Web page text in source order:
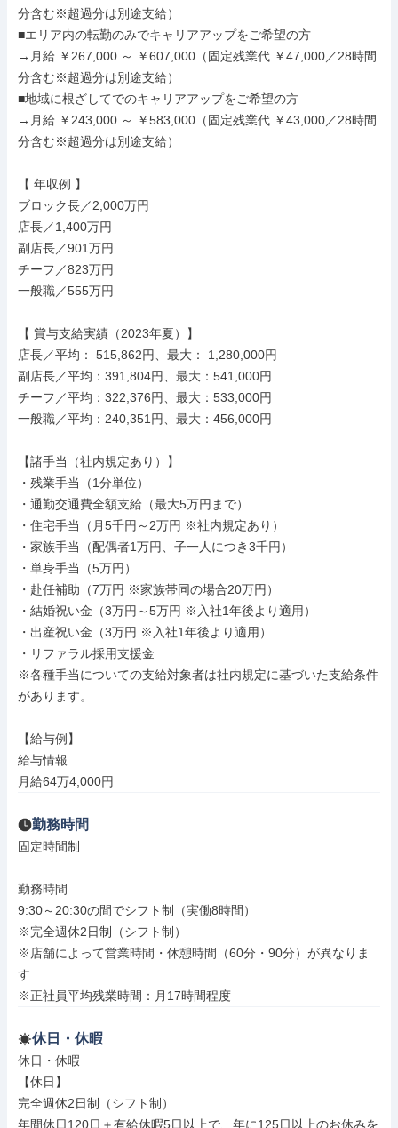
分含む※超過分は別途支給）
■エリア内の転勤のみでキャリアアップをご希望の方
→月給 ￥267,000 ～ ￥607,000（固定残業代 ￥47,000／28時間
分含む※超過分は別途支給）
■地域に根ざしてでのキャリアアップをご希望の方
→月給 ￥243,000 ～ ￥583,000（固定残業代 ￥43,000／28時間
分含む※超過分は別途支給）
【 年収例 】
ブロック長／2,000万円
店長／1,400万円
副店長／901万円
チーフ／823万円
一般職／555万円
【 賞与支給実績（2023年夏）】
店長／平均： 515,862円、最大： 1,280,000円
副店長／平均：391,804円、最大：541,000円
チーフ／平均：322,376円、最大：533,000円
一般職／平均：240,351円、最大：456,000円
【諸手当（社内規定あり）】
・残業手当（1分単位）
・通勤交通費全額支給（最大5万円まで）
・住宅手当（月5千円～2万円 ※社内規定あり）
・家族手当（配偶者1万円、子一人につき3千円）
・単身手当（5万円）
・赴任補助（7万円 ※家族帯同の場合20万円）
・結婚祝い金（3万円～5万円 ※入社1年後より適用）
・出産祝い金（3万円 ※入社1年後より適用）
・リファラル採用支援金
※各種手当についての支給対象者は社内規定に基づいた支給条件
があります。
【給与例】
給与情報
月給64万4,000円
勤務時間
固定時間制
勤務時間
9:30～20:30の間でシフト制（実働8時間）
※完全週休2日制（シフト制）
※店舗によって営業時間・休憩時間（60分・90分）が異なりま
す
※正社員平均残業時間：月17時間程度
休日・休暇
休日・休暇
【休日】
完全週休2日制（シフト制）
年間休日120日＋有給休暇5日以上で、年に125日以上のお休みを